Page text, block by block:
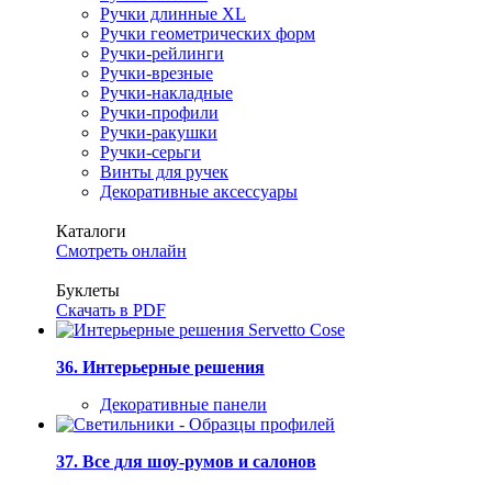
Ручки длинные XL
Ручки геометрических форм
Ручки-рейлинги
Ручки-врезные
Ручки-накладные
Ручки-профили
Ручки-ракушки
Ручки-серьги
Винты для ручек
Декоративные аксессуары
Каталоги
Смотреть онлайн
Буклеты
Скачать в PDF
36. Интерьерные решения
Декоративные панели
37. Все для шоу-румов и салонов